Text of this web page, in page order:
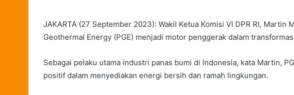
JAKARTA (27 September 2023): Wakil Ketua Komisi VI DPR RI, Martin
Geothermal Energy (PGE) menjadi motor penggerak dalam
Sebagai pelaku utama industri panas bumi di Indonesia, kata Martin,
positif dalam menyediakan energi bersih dan ramah lingkungan.